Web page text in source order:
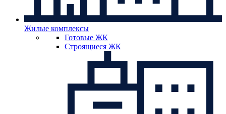
Жилые комплексы
Готовые ЖК
Строящиеся ЖК